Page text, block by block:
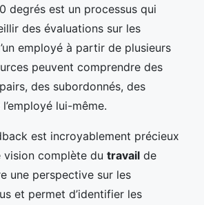
degrés est un processus qui
des évaluations sur les
employé à partir de plusieurs
peuvent comprendre des
des subordonnés, des
lui-même.
est incroyablement précieux
vision complète du travail de
une perspective sur les
et permet d’identifier les